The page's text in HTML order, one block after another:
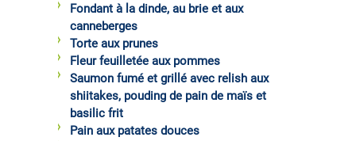
Fondant à la dinde, au brie et aux
canneberges
Torte aux prunes
Fleur feuilletée aux pommes
Saumon fumé et grillé avec relish aux
shiitakes, pouding de pain de maïs et
basilic frit
Pain aux patates douces